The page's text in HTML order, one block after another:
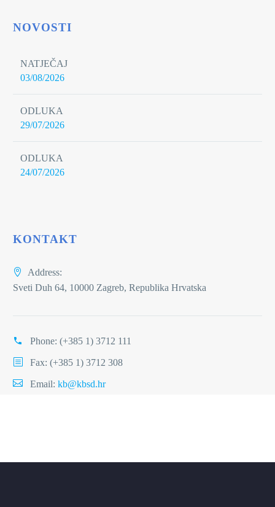
NOVOSTI
NATJEČAJ
03/08/2026
ODLUKA
29/07/2026
ODLUKA
24/07/2026
KONTAKT
Address:
Sveti Duh 64, 10000 Zagreb, Republika Hrvatska
Phone: (+385 1) 3712 111
Fax: (+385 1) 3712 308
Email: kb@kbsd.hr